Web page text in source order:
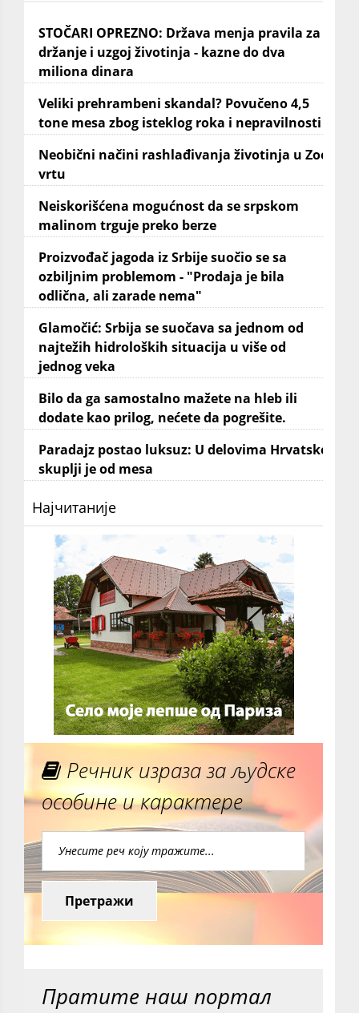
STOČARI OPREZNO: Država menja pravila za
držanje i uzgoj životinja - kazne do dva
miliona dinara
Veliki prehrambeni skandal? Povučeno 4,5
tone mesa zbog isteklog roka i nepravilnosti
Neobični načini rashlađivanja životinja u Zoo
vrtu
Neiskorišćena mogućnost da se srpskom
malinom trguje preko berze
Proizvođač jagoda iz Srbije suočio se sa
ozbiljnim problemom - "Prodaja je bila
odlična, ali zarade nema"
Glamočić: Srbija se suočava sa jednom od
najtežih hidroloških situacija u više od
jednog veka
Bilo da ga samostalno mažete na hleb ili
dodate kao prilog, nećete da pogrešite.
Paradajz postao luksuz: U delovima Hrvatske
skuplji je od mesa
Најчитаније
Речник израза за људске
особине и карактере
Претражи
Пратите наш портал